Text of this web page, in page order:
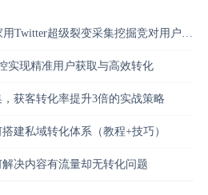
超级裂变采集挖掘竞对用户并做私信转化？
实现精准用户获取与高效转化
获客转化率提升3倍的实战策略
建私域转化体系（教程+技巧）
决内容有流量却无转化问题